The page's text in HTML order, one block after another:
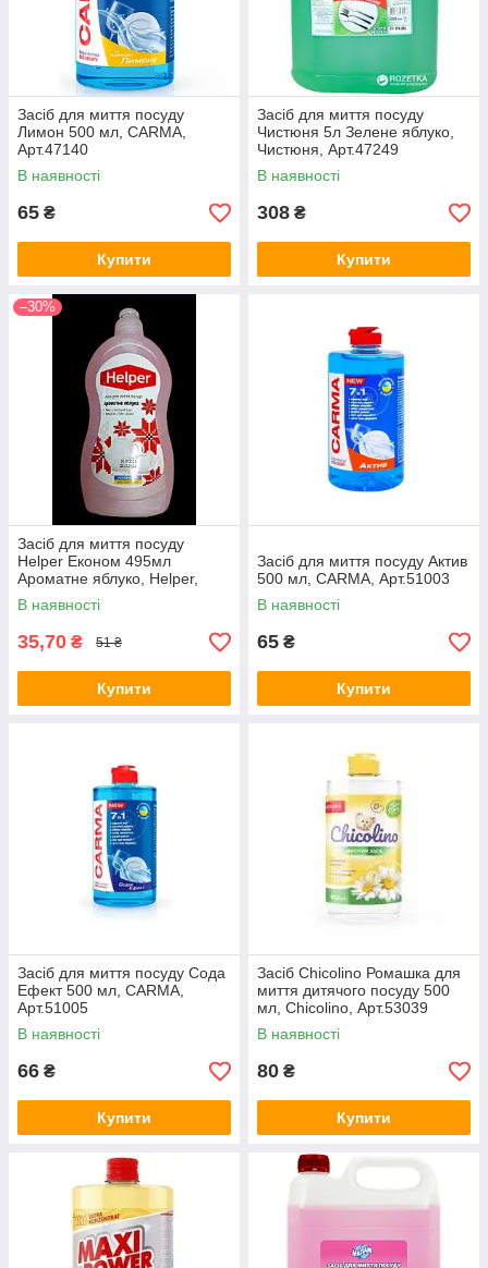
Засіб для миття посуду
Лимон 500 мл, CARMA,
Арт.47140
В наявності
65 ₴
Купити
Засіб для миття посуду
Чистюня 5л Зелене яблуко,
Чистюня, Арт.47249
В наявності
308 ₴
Купити
–30%
Засіб для миття посуду
Helper Економ 495мл
Ароматне яблуко, Helper,
Арт.50773
В наявності
35,70 ₴ 51 ₴
Купити
Засіб для миття посуду Актив
500 мл, CARMA, Арт.51003
В наявності
65 ₴
Купити
Засіб для миття посуду Сода
Ефект 500 мл, CARMA,
Арт.51005
В наявності
66 ₴
Купити
Засіб Chicolino Ромашка для
миття дитячого посуду 500
мл, Chicolino, Арт.53039
В наявності
80 ₴
Купити